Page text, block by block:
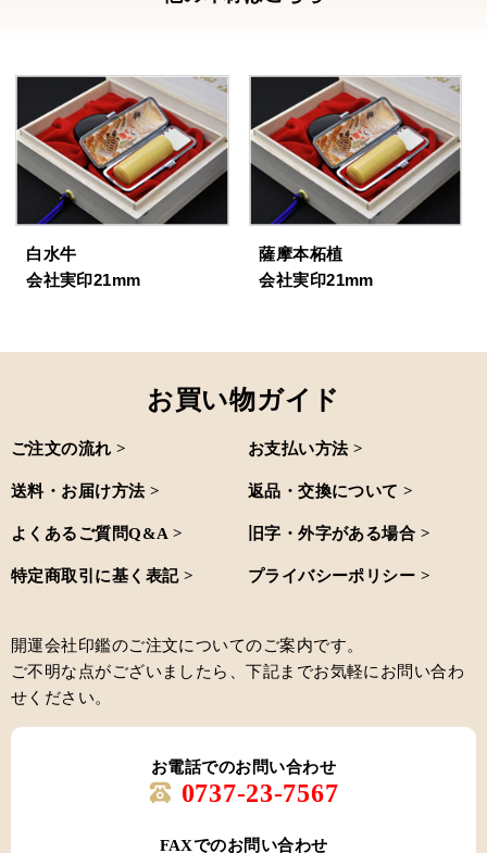
白水牛
会社実印21mm
薩摩本柘植
会社実印21mm
お買い物ガイド
ご注文の流れ > お支払い方法 >
送料・お届け方法 > 返品・交換について >
よくあるご質問Q&A > 旧字・外字がある場合 >
特定商取引に基く表記 > プライバシーポリシー >
開運会社印鑑のご注文についてのご案内です。
ご不明な点がございましたら、下記までお気軽にお問い合わ
せください。
お電話でのお問い合わせ
0737-23-7567
FAXでのお問い合わせ